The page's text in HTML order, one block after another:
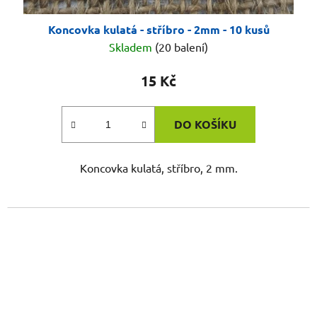
Koncovka kulatá - stříbro - 2mm - 10 kusů
Skladem (20 balení)
15 Kč
DO KOŠÍKU
Koncovka kulatá, stříbro, 2 mm.